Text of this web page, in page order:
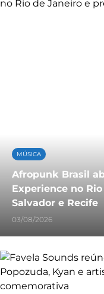
MÚSICA
Afropunk Brasil
Experience no
Salvador e Recife
03/08/2026